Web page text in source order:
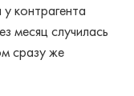
контрагента
месяц случилась
сразу же